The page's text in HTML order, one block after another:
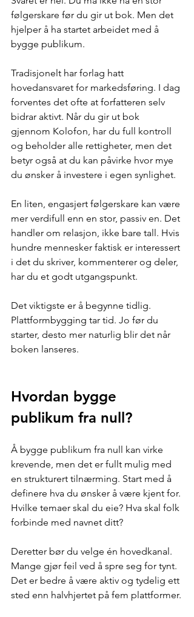
følgerskare før du gir ut bok. Men det
hjelper å ha startet arbeidet med å
bygge publikum.
Tradisjonelt har forlag hatt
hovedansvaret for markedsføring. I dag
forventes det ofte at forfatteren selv
bidrar aktivt. Når du gir ut bok
gjennom Kolofon, har du full kontroll
og beholder alle rettigheter, men det
betyr også at du kan påvirke hvor mye
du ønsker å investere i egen synlighet.
En liten, engasjert følgerskare kan være
mer verdifull enn en stor, passiv en. Det
handler om relasjon, ikke bare tall. Hvis
hundre mennesker faktisk er interessert
i det du skriver, kommenterer og deler,
har du et godt utgangspunkt.
Det viktigste er å begynne tidlig.
Plattformbygging tar tid. Jo før du
starter, desto mer naturlig blir det når
boken lanseres.
Hvordan bygge
publikum fra null?
Å bygge publikum fra null kan virke
krevende, men det er fullt mulig med
en strukturert tilnærming. Start med å
definere hva du ønsker å være kjent for.
Hvilke temaer skal du eie? Hva skal folk
forbinde med navnet ditt?
Deretter bør du velge én hovedkanal.
Mange gjør feil ved å spre seg for tynt.
Det er bedre å være aktiv og tydelig ett
sted enn halvhjertet på fem plattformer.